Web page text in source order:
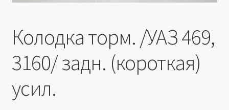
Колодка торм. /УАЗ 469,
3160/ задн. (короткая)
усил.